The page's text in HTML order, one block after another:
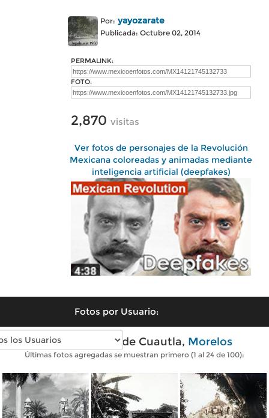
Por: yayozarate
Publicada: Octubre 02, 2014
PERMALINK:
FOTO:
2,870 visitas
Ver fotos de personajes de la Revolución
Mexicana coloreadas y animadas mediante
inteligencia artificial (deepfakes)
Fotos por Usuario:
Fotos antiguas de Cuautla, Morelos
Últimas fotos agregadas se muestran primero (1 al 24 de 100):